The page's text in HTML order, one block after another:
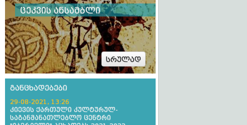
ცეკვის ანსამბლი
სრულად
განცხადებები
29-08-2021, 13:26
კიევის ქართული კულტურულ-
საგანმანათლებლო ცენტრი